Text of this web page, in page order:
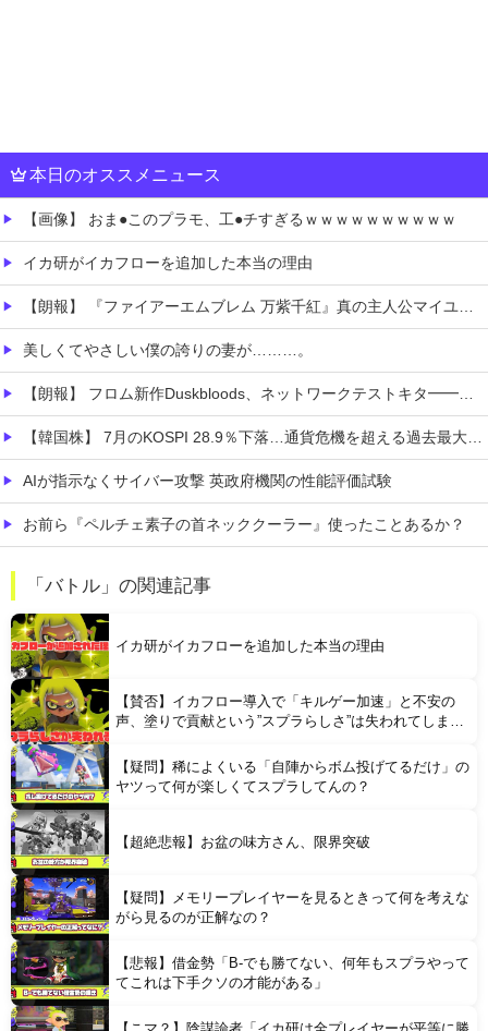
本日のオススメニュース
【画像】 おま●このプラモ、工●チすぎるｗｗｗｗｗｗｗｗｗｗ
イカ研がイカフローを追加した本当の理由
【朗報】 『ファイアーエムブレム 万紫千紅』真の主人公マイユニはキャラメイクが可能
美しくてやさしい僕の誇りの妻が………。
【朗報】 フロム新作Duskbloods、ネットワークテストキタ━━━━(゜∀゜)━━━━!!
【韓国株】 7月のKOSPI 28.9％下落…通貨危機を超える過去最大の下げ幅
AIが指示なくサイバー攻撃 英政府機関の性能評価試験
お前ら『ペルチェ素子の首ネッククーラー』使ったことあるか？
【食料品消費税減税】 政府が基本方針決定 来年4月から2年間1％に8月5日
Powered by livedoor 相互RSS
「バトル」の関連記事
イカ研がイカフローを追加した本当の理由
【賛否】イカフロー導入で「キルゲー加速」と不安の
声、塗りで貢献という”スプラらしさ”は失われてしまう
【疑問】稀によくいる「自陣からボム投げてるだけ」の
ヤツって何が楽しくてスプラしてんの？
【超絶悲報】お盆の味方さん、限界突破
【疑問】メモリープレイヤーを見るときって何を考えな
がら見るのが正解なの？
【悲報】借金勢「B-でも勝てない、何年もスプラやって
てこれは下手クソの才能がある」